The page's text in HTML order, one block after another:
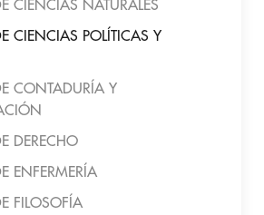
CIENCIAS NATURALES
CIENCIAS POLÍTICAS Y
CONTADURÍA Y
DERECHO
ENFERMERÍA
FILOSOFÍA